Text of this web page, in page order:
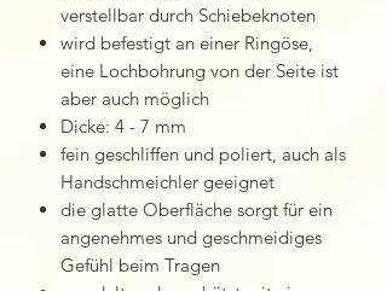
verstellbar durch Schiebeknoten
wird befestigt an einer Ringöse,
eine Lochbohrung von der Seite ist
aber auch möglich
Dicke: 4 - 7 mm
fein geschliffen und poliert, auch als
Handschmeichler geeignet
die glatte Oberfläche sorgt für ein
angenehmes und geschmeidiges
Gefühl beim Tragen